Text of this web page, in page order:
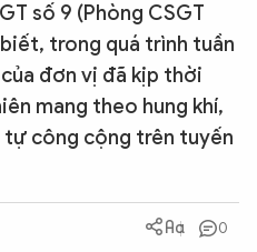
số 9 (Phòng CSGT
trong quá trình tuần
đơn vị đã kịp thời
mang theo hung khí,
công cộng trên tuyến
0